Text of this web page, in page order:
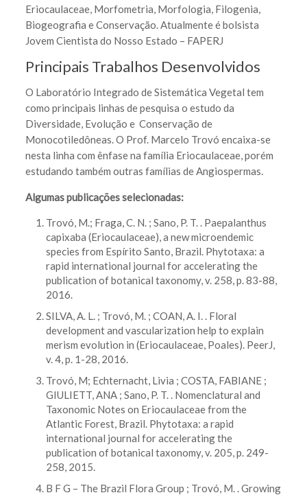
Eriocaulaceae, Morfometria, Morfologia, Filogenia,
Biogeografia e Conservação. Atualmente é bolsista
Jovem Cientista do Nosso Estado – FAPERJ
Principais Trabalhos Desenvolvidos
O Laboratório Integrado de Sistemática Vegetal tem
como principais linhas de pesquisa o estudo da
Diversidade, Evolução e Conservação de
Monocotiledôneas. O Prof. Marcelo Trovó encaixa-se
nesta linha com ênfase na família Eriocaulaceae, porém
estudando também outras famílias de Angiospermas.
Algumas publicações selecionadas:
Trovó, M.; Fraga, C. N. ; Sano, P. T. . Paepalanthus
capixaba (Eriocaulaceae), a new microendemic
species from Espírito Santo, Brazil. Phytotaxa: a
rapid international journal for accelerating the
publication of botanical taxonomy, v. 258, p. 83-88,
2016.
SILVA, A. L. ; Trovó, M. ; COAN, A. I. . Floral
development and vascularization help to explain
merism evolution in (Eriocaulaceae, Poales). PeerJ,
v. 4, p. 1-28, 2016.
Trovó, M; Echternacht, Livia ; COSTA, FABIANE ;
GIULIETT, ANA ; Sano, P. T. . Nomenclatural and
Taxonomic Notes on Eriocaulaceae from the
Atlantic Forest, Brazil. Phytotaxa: a rapid
international journal for accelerating the
publication of botanical taxonomy, v. 205, p. 249-
258, 2015.
B F G – The Brazil Flora Group ; Trovó, M. . Growing